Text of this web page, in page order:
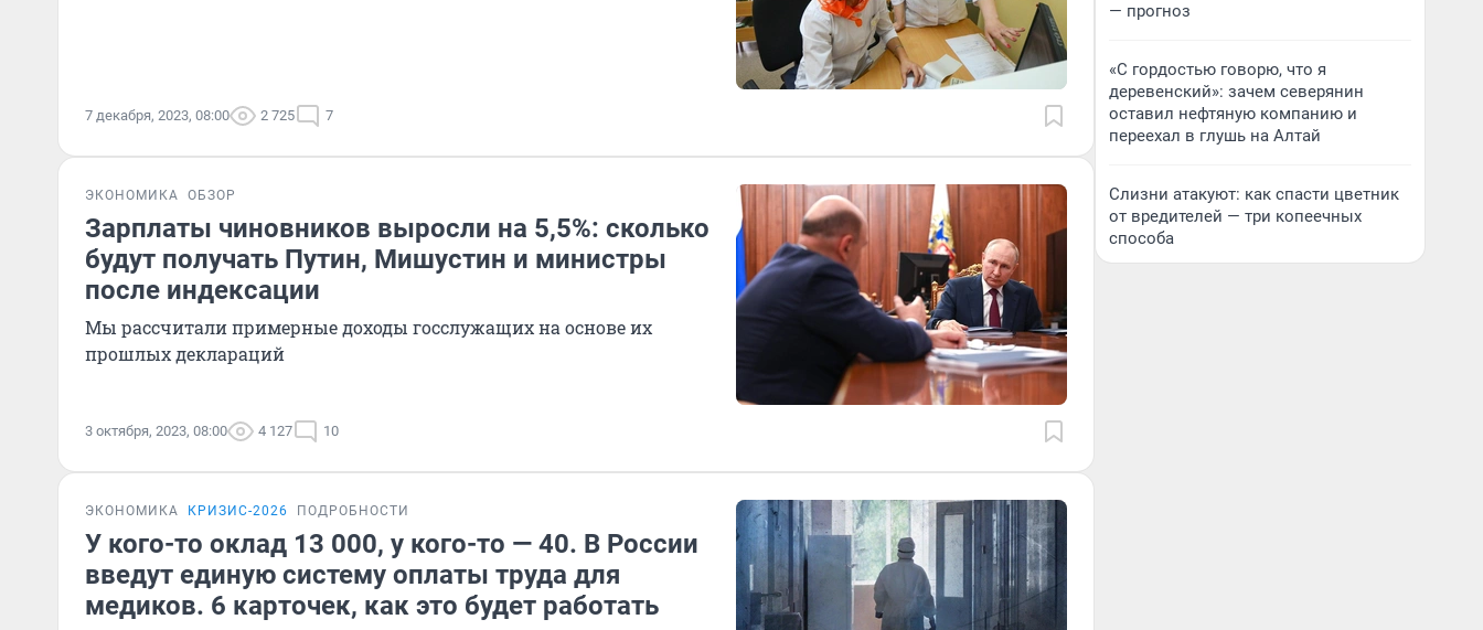
7 декабря, 2023, 08:00 2 725 7
ЭКОНОМИКА ОБЗОР
Зарплаты чиновников выросли на 5,5%: сколько
будут получать Путин, Мишустин и министры
после индексации
Мы рассчитали примерные доходы госслужащих на основе их
прошлых деклараций
3 октября, 2023, 08:00 4 127 10
ЭКОНОМИКА КРИЗИС-2026 ПОДРОБНОСТИ
У кого-то оклад 13 000, у кого-то — 40. В России
введут единую систему оплаты труда для
медиков. 6 карточек, как это будет работать
— прогноз
«С гордостью говорю, что я
деревенский»: зачем северянин
оставил нефтяную компанию и
переехал в глушь на Алтай
Слизни атакуют: как спасти цветник
от вредителей — три копеечных
способа